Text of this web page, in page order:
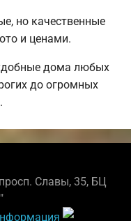
но качественные
и ценами.
дома любых
до огромных
Славы, 35, БЦ